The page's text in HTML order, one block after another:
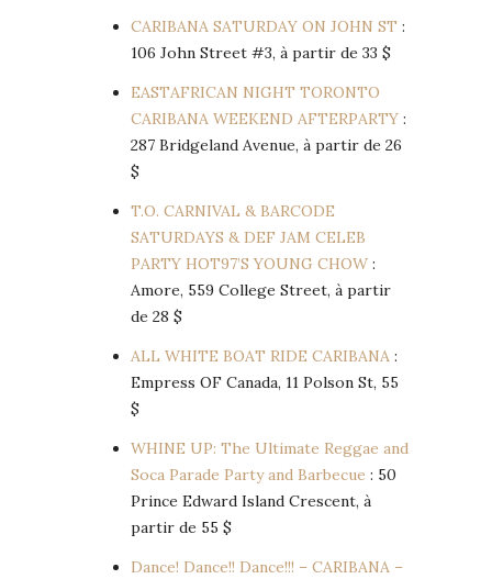
CARIBANA SATURDAY ON JOHN ST :
106 John Street #3, à partir de 33 $
EASTAFRICAN NIGHT TORONTO
CARIBANA WEEKEND AFTERPARTY :
287 Bridgeland Avenue, à partir de 26
$
T.O. CARNIVAL & BARCODE
SATURDAYS & DEF JAM CELEB
PARTY HOT97’S YOUNG CHOW :
Amore, 559 College Street, à partir
de 28 $
ALL WHITE BOAT RIDE CARIBANA :
Empress OF Canada, 11 Polson St, 55
$
WHINE UP: The Ultimate Reggae and
Soca Parade Party and Barbecue : 50
Prince Edward Island Crescent, à
partir de 55 $
Dance! Dance!! Dance!!! – CARIBANA –